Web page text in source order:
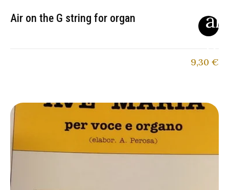
Air on the G string for organ
9,30 €